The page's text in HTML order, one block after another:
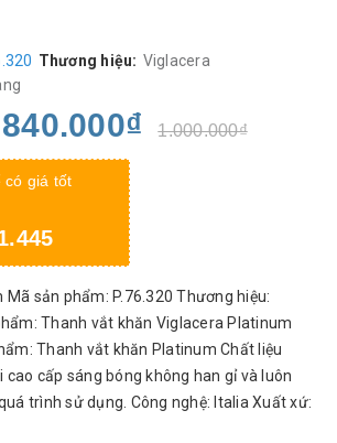
Thương hiệu: Viglacera
840.000₫ 1.000.000₫
có giá tốt
sản phẩm: P.76.320 Thương hiệu:
Thanh vắt khăn Viglacera Platinum
Thanh vắt khăn Platinum Chất liệu
cao cấp sáng bóng không han gỉ và luôn
trình sử dụng. Công nghệ: Italia Xuất xứ: